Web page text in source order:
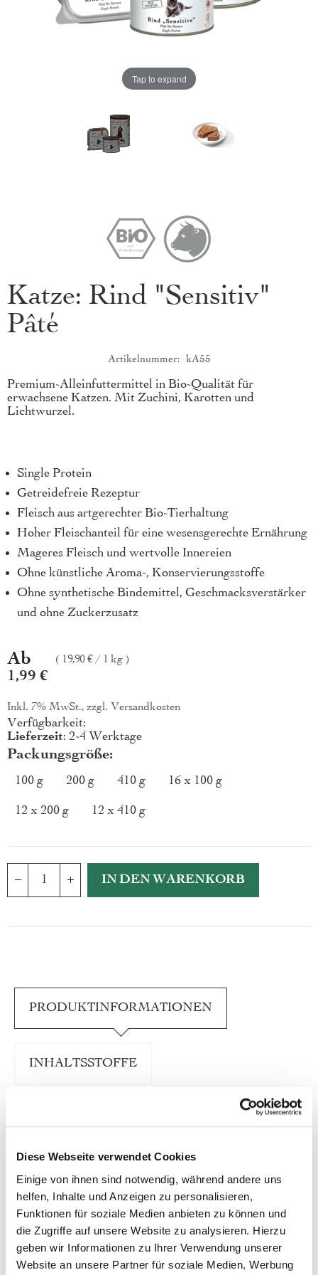
Diese Webseite verwendet Cookies
Einige von ihnen sind notwendig, während andere uns
helfen, Inhalte und Anzeigen zu personalisieren,
Funktionen für soziale Medien anbieten zu können und
die Zugriffe auf unsere Website zu analysieren. Hierzu
geben wir Informationen zu Ihrer Verwendung unserer
Website an unsere Partner für soziale Medien, Werbung
Tap to expand
Katze: Rind "Sensitiv"
Pâté
Artikelnummer kA55
Produktkurzbeschreibung
Premium-Alleinfuttermittel in Bio-Qualität für
erwachsene Katzen. Mit Zuchini, Karotten und
Lichtwurzel.
Single Protein
Getreidefreie Rezeptur
Fleisch aus artgerechter Bio-Tierhaltung
Hoher Fleischanteil für eine wesensgerechte Ernährung
Mageres Fleisch und wertvolle Innereien
Ohne künstliche Aroma-, Konservierungsstoffe
Ohne synthetische Bindemittel, Geschmacksverstärker
und ohne Zuckerzusatz
Ab
1,99 €
19,90 € / 1 kg
Inkl. 7% MwSt., zzgl. Versandkosten
Verfügbarkeit:
Lieferzeit: 2-4 Werktage
Packungsgröße
100 g 200 g 410 g 16 x 100 g
12 x 200 g 12 x 410 g
IN DEN WARENKORB
PRODUKTINFORMATIONEN
INHALTSSTOFFE
TRUSTED SHOPS BEWERTUNGEN
Unser Pâté Rind “Sensitiv“ ist eine kräftige
Komposition aus 96 % Bio-Rind, feinen Zucchini